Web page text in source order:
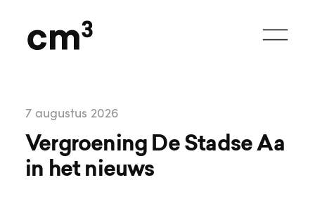
7 augustus 2026
Vergroening De Stadse Aa
in het nieuws